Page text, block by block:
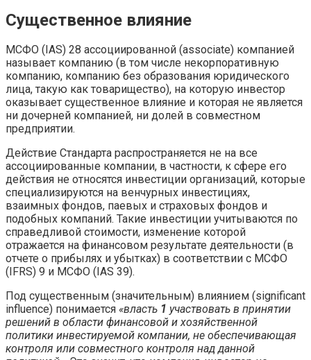
Существенное влияние
МСФО (IAS) 28 ассоциированной (associate) компанией
называет компанию (в том числе некорпоративную
компанию, компанию без образования юридического
лица, такую как товарищество), на которую инвестор
оказывает существенное влияние и которая не является
ни дочерней компанией, ни долей в совместном
предприятии.
Действие Стандарта распространяется не на все
ассоциированные компании, в частности, к сфере его
действия не относятся инвестиции организаций, которые
специализируются на венчурных инвестициях,
взаимных фондов, паевых и страховых фондов и
подобных компаний. Такие инвестиции учитываются по
справедливой стоимости, изменение которой
отражается на финансовом результате деятельности (в
отчете о прибылях и убытках) в соответствии с МСФО
(IFRS) 9 и МСФО (IAS 39).
Под существенным (значительным) влиянием (significant
influence) понимается «власть 1 участвовать в принятии
решений в области финансовой и хозяйственной
политики инвестируемой компании, не обеспечивающая
контроля или совместного контроля над данной